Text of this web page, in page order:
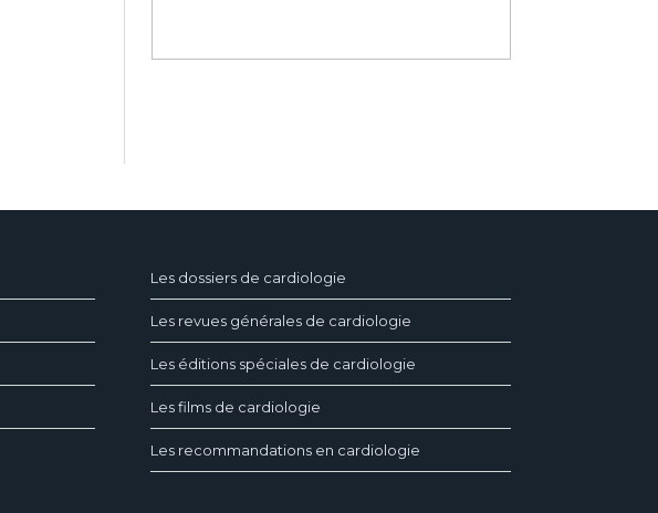
Les dossiers de cardiologie
Les revues générales de cardiologie
Les éditions spéciales de cardiologie
Les films de cardiologie
Les recommandations en cardiologie